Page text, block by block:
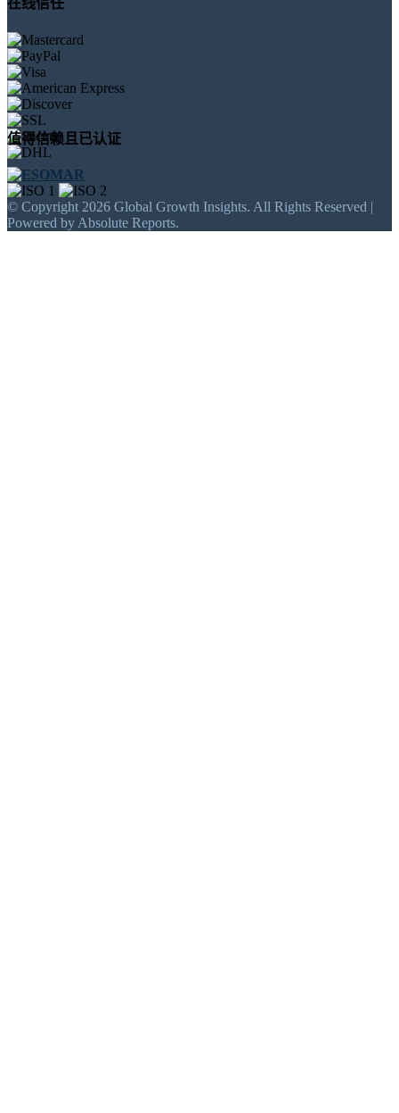
在线信任
值得信赖且已认证
© Copyright 2026 Global Growth Insights. All Rights Reserved |
Powered by Absolute Reports.